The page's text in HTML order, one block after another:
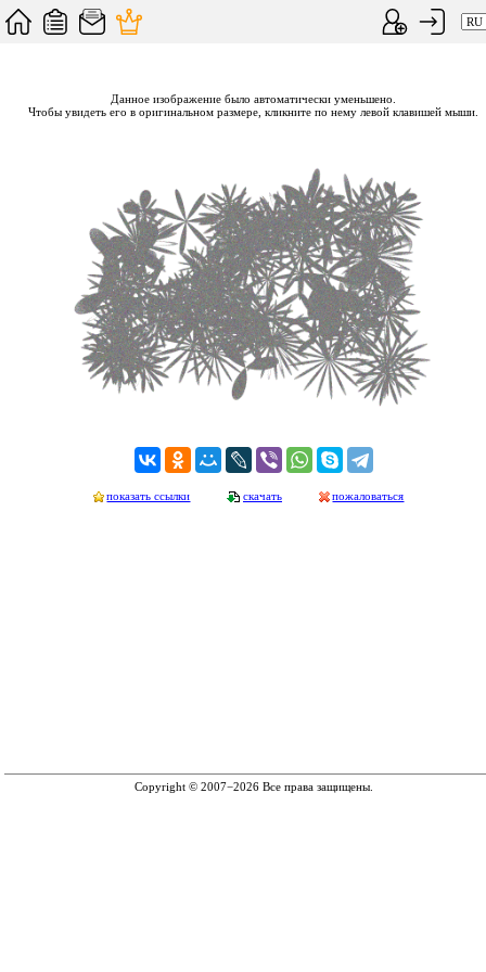
Данное изображение было автоматически уменьшено.
Чтобы увидеть его в оригинальном размере, кликните по нему левой клавишей мыши.
показать ссылки скачать пожаловаться
Copyright © 2007−2026 Все права защищены.